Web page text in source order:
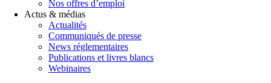
Nos offres d’emploi
Actus & médias
Actualités
Communiqués de presse
News réglementaires
Publications et livres blancs
Webinaires